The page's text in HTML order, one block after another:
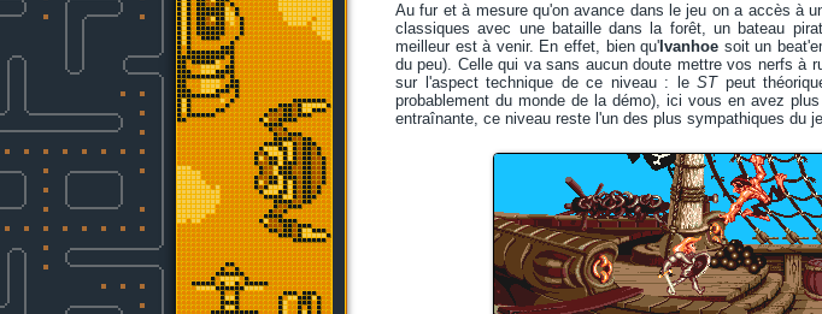
Au fur et à mesure qu'on avance dans le jeu on a accès à
classiques avec une bataille dans la forêt, un bateau
meilleur est à venir. En effet, bien qu' Ivanhoe soit un
du peu). Celle qui va sans aucun doute mettre vos nerfs à
sur l'aspect technique de ce niveau : le STpeut
probablement du monde de la démo), ici vous en avez
entraînante, ce niveau reste l'un des plus sympathiques du